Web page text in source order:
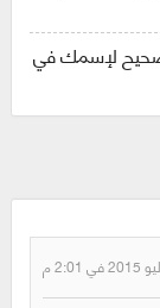
لإسمك في